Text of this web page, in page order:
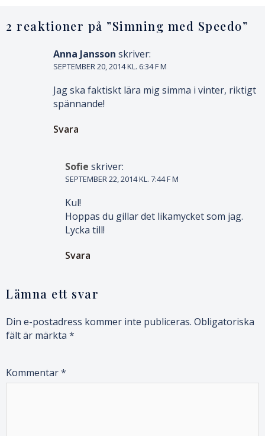
2 reaktioner på ”Simning med Speedo”
Anna Jansson skriver:
SEPTEMBER 20, 2014 KL. 6:34 F M
Jag ska faktiskt lära mig simma i vinter, riktigt
spännande!
Svara
Sofie skriver:
SEPTEMBER 22, 2014 KL. 7:44 F M
Kul!
Hoppas du gillar det likamycket som jag.
Lycka till!
Svara
Lämna ett svar
Din e-postadress kommer inte publiceras. Obligatoriska
fält är märkta *
Kommentar*